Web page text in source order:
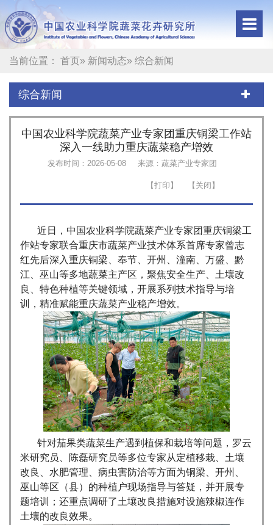
当前位置： 首页» 新闻动态» 综合新闻
综合新闻
中国农业科学院蔬菜产业专家团重庆铜梁工作站
深入一线助力重庆蔬菜稳产增效
发布时间：2026-05-08 来源：蔬菜产业专家团
近日，中国农业科学院蔬菜产业专家团重庆铜梁工
作站专家联合重庆市蔬菜产业技术体系首席专家曾志
红先后深入重庆铜梁、奉节、开州、潼南、万盛、黔
江、巫山等多地蔬菜主产区，聚焦安全生产、土壤改
良、特色种植等关键领域，开展系列技术指导与培
训，精准赋能重庆蔬菜产业稳产增效。
针对茄果类蔬菜生产遇到植保和栽培等问题，罗云
米研究员、陈磊研究员等多位专家从定植移栽、土壤
改良、水肥管理、病虫害防治等方面为铜梁、开州、
巫山等区（县）的种植户现场指导与答疑，并开展专
题培训；还重点调研了土壤改良措施对设施辣椒连作
土壤的改良效果。